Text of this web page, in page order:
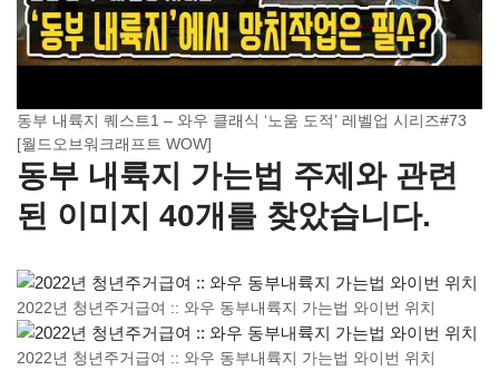
동부 내륙지 퀘스트1 – 와우 클래식 ‘노움 도적’ 레벨업 시리즈#73
[월드오브워크래프트 WOW]
동부 내륙지 가는법 주제와 관련
된 이미지 40개를 찾았습니다.
2022년 청년주거급여 :: 와우 동부내륙지 가는법 와이번 위치
2022년 청년주거급여 :: 와우 동부내륙지 가는법 와이번 위치